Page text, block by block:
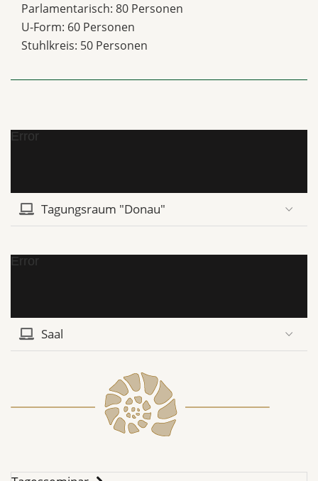
Parlamentarisch: 80 Personen
U-Form: 60 Personen
Stuhlkreis: 50 Personen
Error
Tagungsraum "Donau"
Error
Saal